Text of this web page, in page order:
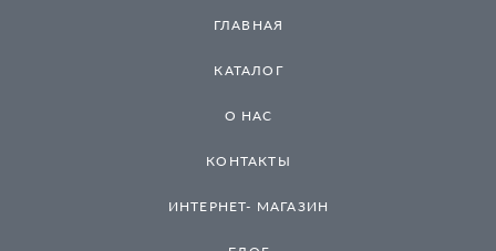
ГЛАВНАЯ
КАТАЛОГ
О НАС
КОНТАКТЫ
ИНТЕРНЕТ- МАГАЗИН